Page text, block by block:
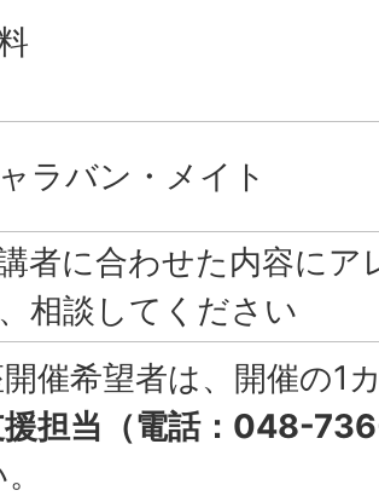
ラバン・メイト
者に合わせた内容にア
相談してください
催希望者は、開催の1
援担当（電話：048-